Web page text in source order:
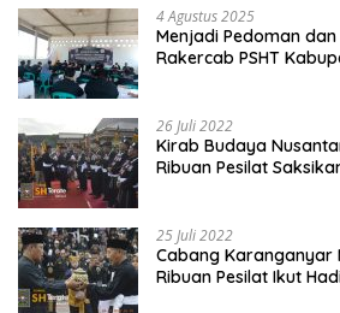
4 Agustus 2025
Menjadi Pedoman
Rakercab PSHT
26 Juli 2022
Kirab Budaya
Ribuan Pesilat
25 Juli 2022
Cabang Karanganyar
Ribuan Pesilat Ikut